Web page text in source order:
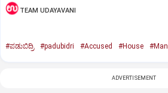
TEAM UDAYAVANI
#ಪಡುಬಿದ್ರಿ #padubidri #Accused #House #Man
ADVERTISEMENT